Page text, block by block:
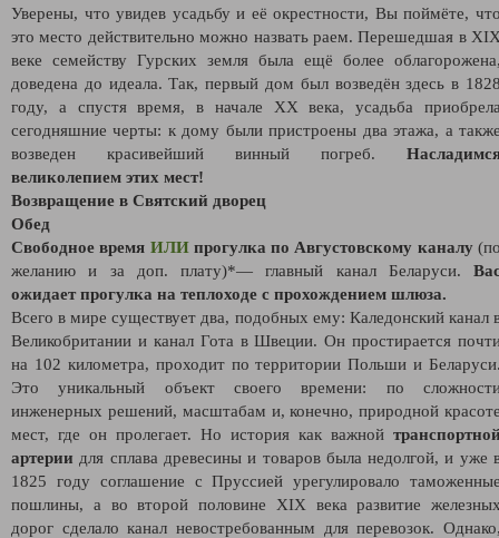
Уверены, что увидев усадьбу и её окрестности, Вы поймёте,
это место действительно можно назвать раем. Перешедшая в
веке семейству Гурских земля была ещё более
доведена до идеала. Так, первый дом был возведён здесь в
году, а спустя время, в начале XX века, усадьба
сегодняшние черты: к дому были пристроены два этажа, а
возведен красивейший винный погреб.
великолепием этих мест!
Возвращение в Святский дворец
Обед
Свободное время ИЛИпрогулка по Августовскому каналу
желанию и за доп. плату)*— главный канал Беларуси.
ожидает прогулка на теплоходе с прохождением шлюза.
Всего в мире существует два, подобных ему: Каледонский канал
Великобритании и канал Гота в Швеции. Он простирается
на 102 километра, проходит по территории Польши и
Это уникальный объект своего времени: по
инженерных решений, масштабам и, конечно, природной
мест, где он пролегает. Но история как важной
артерии для сплава древесины и товаров была недолгой, и уже
1825 году соглашение с Пруссией урегулировало
пошлины, а во второй половине ХIХ века развитие
дорог сделало канал невостребованным для перевозок.